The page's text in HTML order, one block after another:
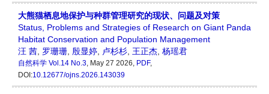
大熊猫栖息地保护与种群管理研究的现状、问题及对策
Status, Problems and Strategies of Research on Giant Panda
Habitat Conservation and Population Management
汪 茜 罗珊珊 殷显婷 卢杉杉 王正杰 杨瑶君
自然科学 Vol.14 No.3, May 27 2026, PDF,
DOI:10.12677/ojns.2026.143039